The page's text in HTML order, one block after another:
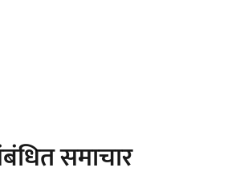
समाचार